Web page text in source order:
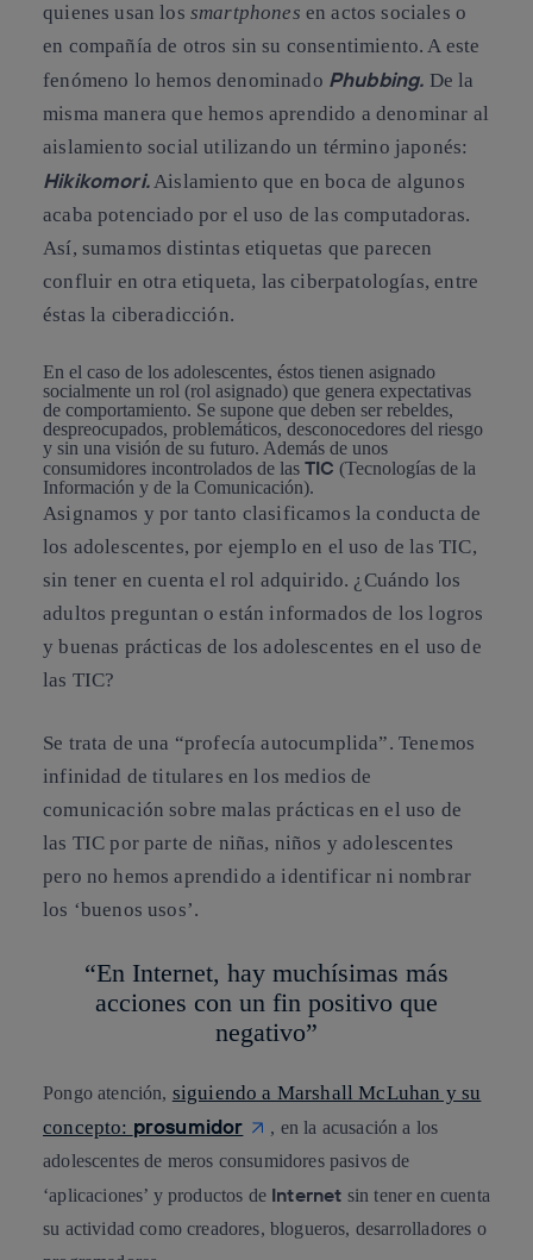
quienes usan los smartphones en actos sociales o
en compañía de otros sin su consentimiento. A este
fenómeno lo hemos denominado Phubbing. De la
misma manera que hemos aprendido a denominar al
aislamiento social utilizando un término japonés:
Hikikomori.Aislamiento que en boca de algunos
acaba potenciado por el uso de las computadoras.
Así, sumamos distintas etiquetas que parecen
confluir en otra etiqueta, las ciberpatologías, entre
éstas la ciberadicción.
En el caso de los adolescentes, éstos tienen asignado
socialmente un rol (rol asignado) que genera expectativas
de comportamiento. Se supone que deben ser rebeldes,
despreocupados, problemáticos, desconocedores del riesgo
y sin una visión de su futuro. Además de unos
consumidores incontrolados de las TIC (Tecnologías de la
Información y de la Comunicación).
Asignamos y por tanto clasificamos la conducta de
los adolescentes, por ejemplo en el uso de las TIC,
sin tener en cuenta el rol adquirido. ¿Cuándo los
adultos preguntan o están informados de los logros
y buenas prácticas de los adolescentes en el uso de
las TIC?
Se trata de una “profecía autocumplida”. Tenemos
infinidad de titulares en los medios de
comunicación sobre malas prácticas en el uso de
las TIC por parte de niñas, niños y adolescentes
pero no hemos aprendido a identificar ni nombrar
los ‘buenos usos’.
“En Internet, hay muchísimas más
acciones con un fin positivo que
negativo”
Pongo atención, siguiendo a Marshall McLuhan y su
concepto: prosumidor
, en la acusación a los
adolescentes de meros consumidores pasivos de
‘aplicaciones’ y productos de Internet sin tener en cuenta
su actividad como creadores, blogueros, desarrolladores o